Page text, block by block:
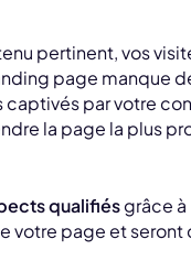
pertinent, vos
page manque
captivés par votre
la page la plus
qualifiésgrâce
votre page et